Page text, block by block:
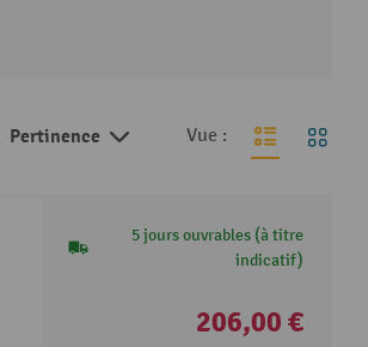
Pertinence Vue :
5 jours ouvrables (à titre
indicatif)
206,00 €